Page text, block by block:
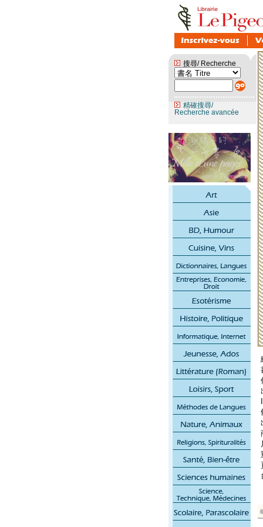
搜尋/ Recherche
精確搜尋/
Recherche avancée